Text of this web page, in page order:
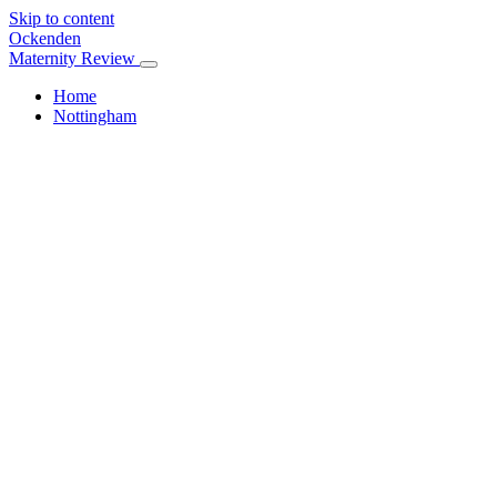
Skip to content
Ockenden
Maternity Review
Home
Nottingham